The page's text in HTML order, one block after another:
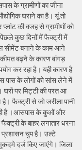
के ग्रामीणों का जीना
घराने का है। यूं तो
प्लांट की वजह से ग्रामीणों को
कुछ दिनों में फैक्ट्री में
सीमेंट बनाने के काम आने
कीमत बढ़ने के कारण बांगड़
कर रहा है। यही कारण है
के लोगों को सांस लेने में
घरों पर मिट्टी की परत आ
है। फैक्ट्री से जो जरीला पानी
है ।आसपास के कुओं और
फैक्ट्री के बाहर लगातार धरना
प्रशासन चुप है। उल्टे
दर्ज किए जाएंगे। जिला